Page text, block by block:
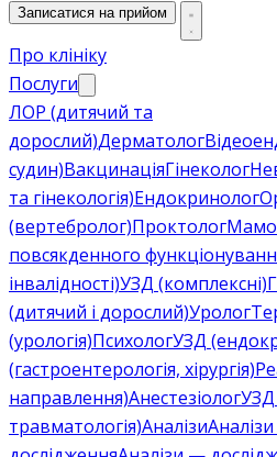
Записатися на прийом
Про клініку
Послуги
ЛОР (дитячий та
дорослий)Дерматолог
судин)ВакцинаціяГінеколог
та гінекологія)Ендокринолог
(вертебролог)Проктолог
повсякденного
інвалідності)УЗД (комплексні)
(дитячий і дорослий)Уролог
(урологія)ПсихологУЗД
(гастроентерологія, хірургія)
направлення)АнестезіологУЗД
травматологія)Аналізи